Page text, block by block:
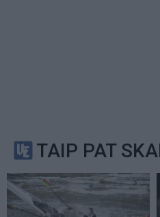
TAIP PAT